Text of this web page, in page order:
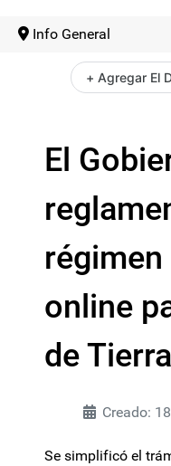
Info General
+ Agregar El
El
online
de
Creado:
Se simplificó el